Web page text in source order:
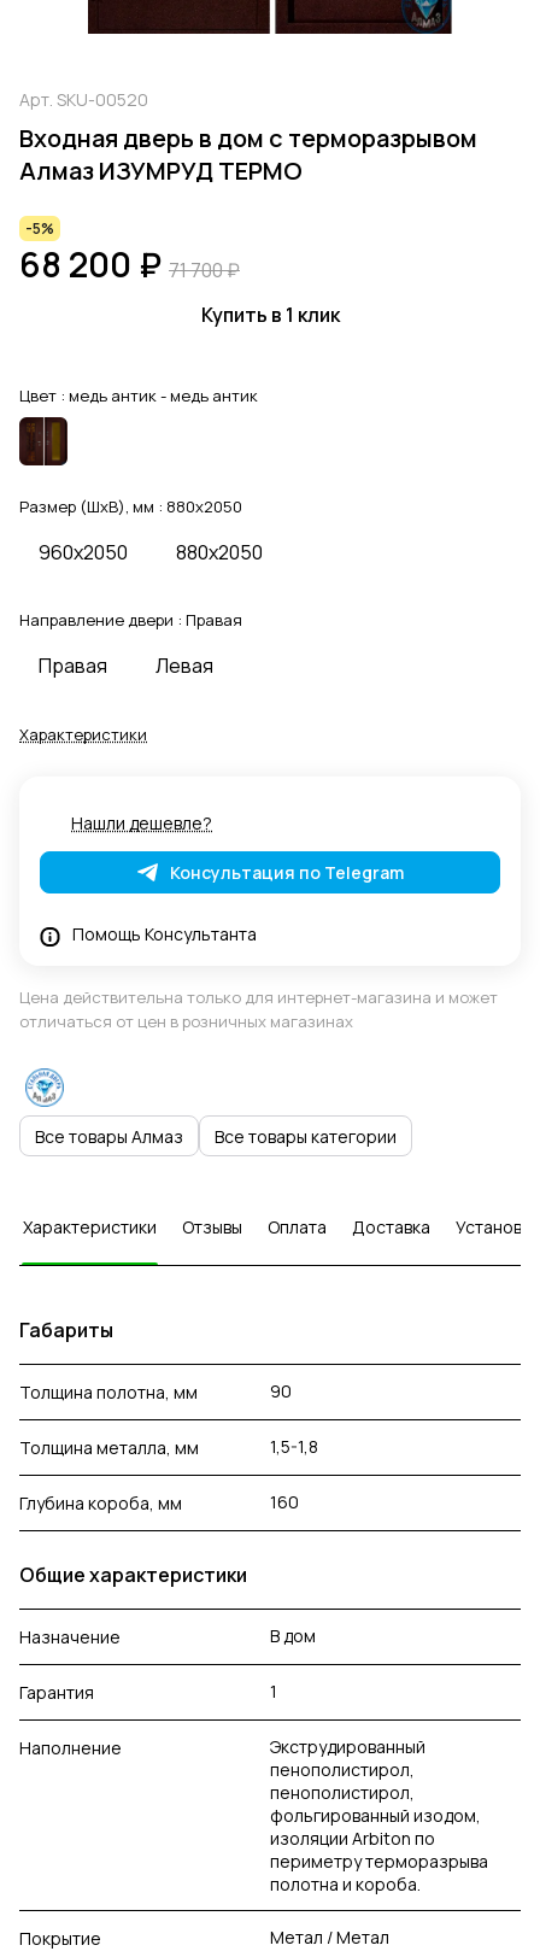
Арт. SKU-00520
Входная дверь в дом с терморазрывом
Алмаз ИЗУМРУД ТЕРМО
-5%
68 200 ₽ 71 700 ₽
Купить в 1 клик
Цвет : медь антик - медь антик
Размер (ШхВ), мм : 880x2050
960x2050 880x2050
Направление двери : Правая
Правая Левая
Характеристики
Нашли дешевле?
Консультация по Telegram
Помощь Консультанта
Цена действительна только для интернет-магазина и может
отличаться от цен в розничных магазинах
Все товары Алмаз Все товары категории
Характеристики Отзывы Оплата Доставка Установка
Габариты
Толщина полотна, мм 90
Толщина металла, мм 1,5-1,8
Глубина короба, мм 160
Общие характеристики
Назначение В дом
Гарантия 1
Наполнение
Экструдированный
пенополистирол,
пенополистирол,
фольгированный изодом,
изоляции Arbiton по
периметру терморазрыва
полотна и короба.
Покрытие Метал / Метал